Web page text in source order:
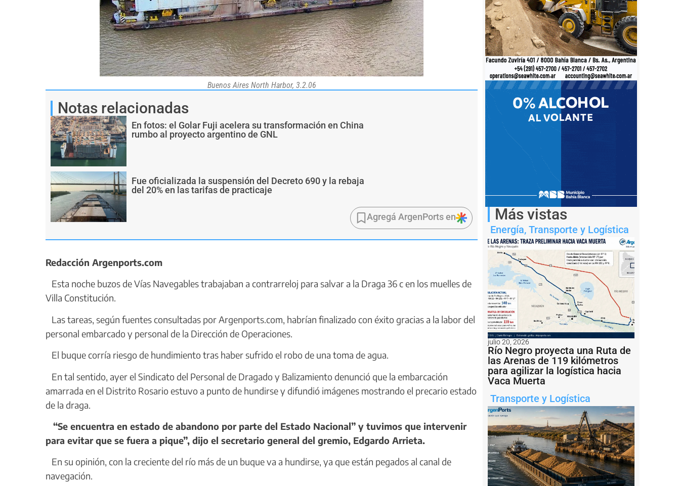
Buenos Aires North Harbor, 3.2.06
Notas relacionadas
En fotos: el Golar Fuji acelera su transformación en China
rumbo al proyecto argentino de GNL
Fue oficializada la suspensión del Decreto 690 y la rebaja
del 20% en las tarifas de practicaje
Agregá ArgenPorts en
Redacción Argenports.com
Esta noche buzos de Vías Navegables trabajaban a contrarreloj para salvar a la Draga 36 c en los muelles de
Villa Constitución.
Las tareas, según fuentes consultadas por Argenports.com, habrían finalizado con éxito gracias a la labor del
personal embarcado y personal de la Dirección de Operaciones.
El buque corría riesgo de hundimiento tras haber sufrido el robo de una toma de agua.
En tal sentido, ayer el Sindicato del Personal de Dragado y Balizamiento denunció que la embarcación
amarrada en el Distrito Rosario estuvo a punto de hundirse y difundió imágenes mostrando el precario estado
de la draga.
“Se encuentra en estado de abandono por parte del Estado Nacional” y tuvimos que intervenir
para evitar que se fuera a pique”, dijo el secretario general del gremio, Edgardo Arrieta.
En su opinión, con la creciente del río más de un buque va a hundirse, ya que están pegados al canal de
navegación.
Más vistas
Energía, Transporte y Logística
julio 20, 2026
Río Negro proyecta una Ruta de
las Arenas de 119 kilómetros
para agilizar la logística hacia
Vaca Muerta
Transporte y Logística